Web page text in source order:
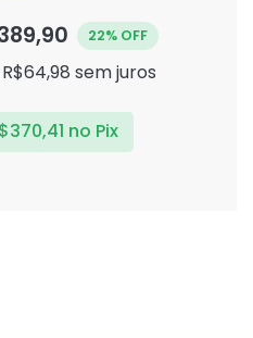
22% OFF
R$64,98 sem juros
370,41 no Pix